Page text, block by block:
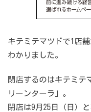
キテミテマツドで1店
わかりました。
閉店するのはキテミテ
リーンターラ」。
閉店は9月25日（日）と